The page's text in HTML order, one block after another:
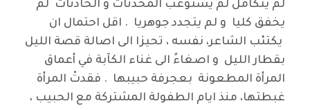
لم يتكامل لم يستوعب المحدثات و الحادثات لم
يخفق كليا و لم يتجدد جوهريا . اقل احتمال ان
يكتئب الشاعر، نفسه ، تحيزا الى اصالة قصة الليل
بقطار الليل و اصغاءً الى غناء الكآبة في أعماق
المرأة المطعونة بعجرفة حبيبها . فقدتْ المرأة
غبطتها، منذ ايام الطفولة المشتركة مع الحبيب ،